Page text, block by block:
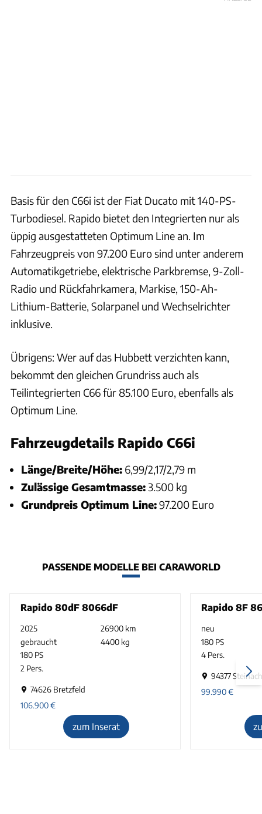
Basis für den C66i ist der Fiat Ducato mit 140-PS-
Turbodiesel. Rapido bietet den Integrierten nur als
üppig ausgestatteten Optimum Line an. Im
Fahrzeugpreis von 97.200 Euro sind unter anderem
Automatikgetriebe, elektrische Parkbremse, 9-Zoll-
Radio und Rückfahrkamera, Markise, 150-Ah-
Lithium-Batterie, Solarpanel und Wechselrichter
inklusive.
Übrigens: Wer auf das Hubbett verzichten kann,
bekommt den gleichen Grundriss auch als
Teilintegrierten C66 für 85.100 Euro, ebenfalls als
Optimum Line.
Fahrzeugdetails Rapido C66i
Länge/Breite/Höhe: 6,99/2,17/2,79 m
Zulässige Gesamtmasse:3.500 kg
Grundpreis Optimum Line:97.200 Euro
PASSENDE MODELLE BEI CARAWORLD
Rapido 80dF 8066dF
2025
26900 km
gebraucht
4400 kg
180 PS
2 Pers.
74626 Bretzfeld
106.900€
zum Inserat
Rapido 8F
neu
180 PS
4 Pers.
94377 Steinach
99.990€